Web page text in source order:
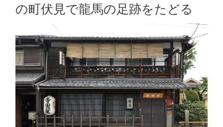
の町伏見で龍馬の足跡をたどる